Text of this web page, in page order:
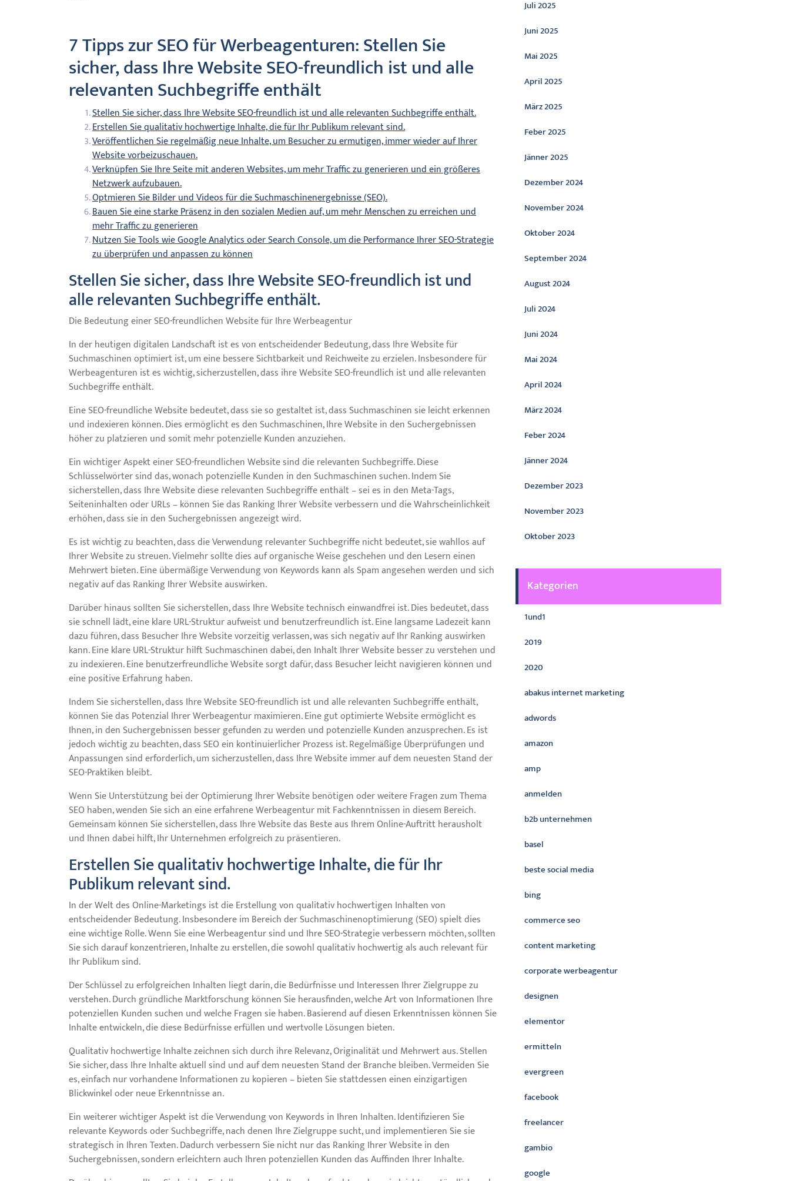
7 Tipps zur SEO für Werbeagenturen: Stellen Sie
sicher, dass Ihre Website SEO-freundlich ist und alle
relevanten Suchbegriffe enthält
Stellen Sie sicher, dass Ihre Website SEO-freundlich ist und alle relevanten Suchbegriffe enthält.
Erstellen Sie qualitativ hochwertige Inhalte, die für Ihr Publikum relevant sind.
Veröffentlichen Sie regelmäßig neue Inhalte, um Besucher zu ermutigen, immer wieder auf Ihrer
Website vorbeizuschauen.
Verknüpfen Sie Ihre Seite mit anderen Websites, um mehr Traffic zu generieren und ein größeres
Netzwerk aufzubauen.
Optmieren Sie Bilder und Videos für die Suchmaschinenergebnisse (SEO).
Bauen Sie eine starke Präsenz in den sozialen Medien auf, um mehr Menschen zu erreichen und
mehr Traffic zu generieren
Nutzen Sie Tools wie Google Analytics oder Search Console, um die Performance Ihrer SEO-Strategie
zu überprüfen und anpassen zu können
Stellen Sie sicher, dass Ihre Website SEO-freundlich ist und
alle relevanten Suchbegriffe enthält.
Die Bedeutung einer SEO-freundlichen Website für Ihre Werbeagentur
In der heutigen digitalen Landschaft ist es von entscheidender Bedeutung, dass Ihre Website für
Suchmaschinen optimiert ist, um eine bessere Sichtbarkeit und Reichweite zu erzielen. Insbesondere für
Werbeagenturen ist es wichtig, sicherzustellen, dass ihre Website SEO-freundlich ist und alle relevanten
Suchbegriffe enthält.
Eine SEO-freundliche Website bedeutet, dass sie so gestaltet ist, dass Suchmaschinen sie leicht erkennen
und indexieren können. Dies ermöglicht es den Suchmaschinen, Ihre Website in den Suchergebnissen
höher zu platzieren und somit mehr potenzielle Kunden anzuziehen.
Ein wichtiger Aspekt einer SEO-freundlichen Website sind die relevanten Suchbegriffe. Diese
Schlüsselwörter sind das, wonach potenzielle Kunden in den Suchmaschinen suchen. Indem Sie
sicherstellen, dass Ihre Website diese relevanten Suchbegriffe enthält – sei es in den Meta-Tags,
Seiteninhalten oder URLs – können Sie das Ranking Ihrer Website verbessern und die Wahrscheinlichkeit
erhöhen, dass sie in den Suchergebnissen angezeigt wird.
Es ist wichtig zu beachten, dass die Verwendung relevanter Suchbegriffe nicht bedeutet, sie wahllos auf
Ihrer Website zu streuen. Vielmehr sollte dies auf organische Weise geschehen und den Lesern einen
Mehrwert bieten. Eine übermäßige Verwendung von Keywords kann als Spam angesehen werden und sich
negativ auf das Ranking Ihrer Website auswirken.
Darüber hinaus sollten Sie sicherstellen, dass Ihre Website technisch einwandfrei ist. Dies bedeutet, dass
sie schnell lädt, eine klare URL-Struktur aufweist und benutzerfreundlich ist. Eine langsame Ladezeit kann
dazu führen, dass Besucher Ihre Website vorzeitig verlassen, was sich negativ auf Ihr Ranking auswirken
kann. Eine klare URL-Struktur hilft Suchmaschinen dabei, den Inhalt Ihrer Website besser zu verstehen und
zu indexieren. Eine benutzerfreundliche Website sorgt dafür, dass Besucher leicht navigieren können und
eine positive Erfahrung haben.
Indem Sie sicherstellen, dass Ihre Website SEO-freundlich ist und alle relevanten Suchbegriffe enthält,
können Sie das Potenzial Ihrer Werbeagentur maximieren. Eine gut optimierte Website ermöglicht es
Ihnen, in den Suchergebnissen besser gefunden zu werden und potenzielle Kunden anzusprechen. Es ist
jedoch wichtig zu beachten, dass SEO ein kontinuierlicher Prozess ist. Regelmäßige Überprüfungen und
Anpassungen sind erforderlich, um sicherzustellen, dass Ihre Website immer auf dem neuesten Stand der
SEO-Praktiken bleibt.
Wenn Sie Unterstützung bei der Optimierung Ihrer Website benötigen oder weitere Fragen zum Thema
SEO haben, wenden Sie sich an eine erfahrene Werbeagentur mit Fachkenntnissen in diesem Bereich.
Gemeinsam können Sie sicherstellen, dass Ihre Website das Beste aus Ihrem Online-Auftritt herausholt
und Ihnen dabei hilft, Ihr Unternehmen erfolgreich zu präsentieren.
Erstellen Sie qualitativ hochwertige Inhalte, die für Ihr
Publikum relevant sind.
In der Welt des Online-Marketings ist die Erstellung von qualitativ hochwertigen Inhalten von
entscheidender Bedeutung. Insbesondere im Bereich der Suchmaschinenoptimierung (SEO) spielt dies
eine wichtige Rolle. Wenn Sie eine Werbeagentur sind und Ihre SEO-Strategie verbessern möchten, sollten
Sie sich darauf konzentrieren, Inhalte zu erstellen, die sowohl qualitativ hochwertig als auch relevant für
Ihr Publikum sind.
Der Schlüssel zu erfolgreichen Inhalten liegt darin, die Bedürfnisse und Interessen Ihrer Zielgruppe zu
verstehen. Durch gründliche Marktforschung können Sie herausfinden, welche Art von Informationen Ihre
potenziellen Kunden suchen und welche Fragen sie haben. Basierend auf diesen Erkenntnissen können Sie
Inhalte entwickeln, die diese Bedürfnisse erfüllen und wertvolle Lösungen bieten.
Qualitativ hochwertige Inhalte zeichnen sich durch ihre Relevanz, Originalität und Mehrwert aus. Stellen
Sie sicher, dass Ihre Inhalte aktuell sind und auf dem neuesten Stand der Branche bleiben. Vermeiden Sie
es, einfach nur vorhandene Informationen zu kopieren – bieten Sie stattdessen einen einzigartigen
Blickwinkel oder neue Erkenntnisse an.
Ein weiterer wichtiger Aspekt ist die Verwendung von Keywords in Ihren Inhalten. Identifizieren Sie
relevante Keywords oder Suchbegriffe, nach denen Ihre Zielgruppe sucht, und implementieren Sie sie
strategisch in Ihren Texten. Dadurch verbessern Sie nicht nur das Ranking Ihrer Website in den
Suchergebnissen, sondern erleichtern auch Ihren potenziellen Kunden das Auffinden Ihrer Inhalte.
Juli 2025
Juni 2025
Mai 2025
April 2025
März 2025
Feber 2025
Jänner 2025
Dezember 2024
November 2024
Oktober 2024
September 2024
August 2024
Juli 2024
Juni 2024
Mai 2024
April 2024
März 2024
Feber 2024
Jänner 2024
Dezember 2023
November 2023
Oktober 2023
Kategorien
1und1
2019
2020
abakus internet marketing
adwords
amazon
amp
anmelden
b2b unternehmen
basel
beste social media
bing
commerce seo
content marketing
corporate werbeagentur
designen
elementor
ermitteln
evergreen
facebook
freelancer
gambio
google